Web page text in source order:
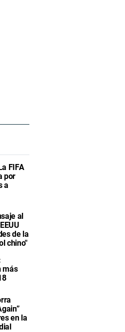
FIFA
por
a
al
de la
chino"
más
en la